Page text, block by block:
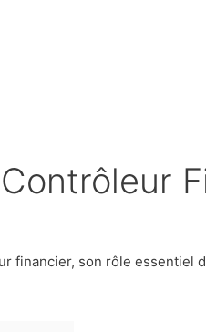
Contrôleur
financier, son rôle essentiel